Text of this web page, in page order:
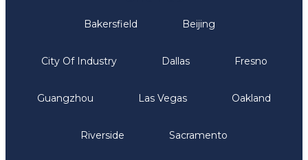
Bakersfield Beijing
City Of Industry Dallas Fresno
Guangzhou Las Vegas Oakland
Riverside Sacramento